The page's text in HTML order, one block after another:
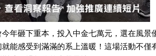
年砸下重本，投入中金七萬元，選在風
能感受到滿滿的系上溫暖！這場活動不